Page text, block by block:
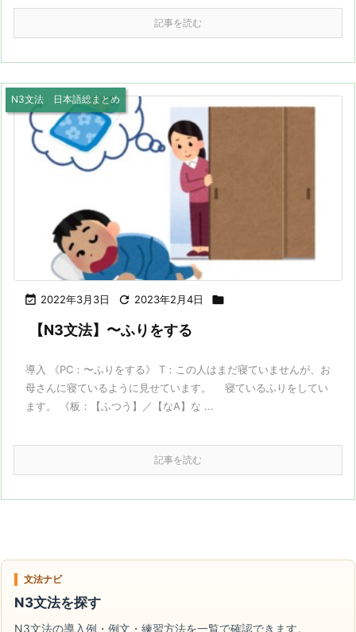
記事を読む
 2022年3月3日  2023年2月4日 
N3文法 日本語総まとめ
【N3文法】〜ふりをする
導入 《PC：〜ふりをする》 T：この人はまだ寝ていませんが、お
母さんに寝ているように見せています。 寝ているふりをしてい
ます。 《板：【ふつう】／【なA】な ...
記事を読む
文法ナビ
N3文法を探す
N3文法の導入例・例文・練習方法を一覧で確認できます。